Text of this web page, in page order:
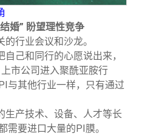
婚” 盼望理性竞争
行业会议和沙龙。
己和同行的心愿说出来，
市公司进入聚酰亚胺行
与其他行业一样，只有通过
生产技术、设备、人才等长
需要进口大量的PI膜。